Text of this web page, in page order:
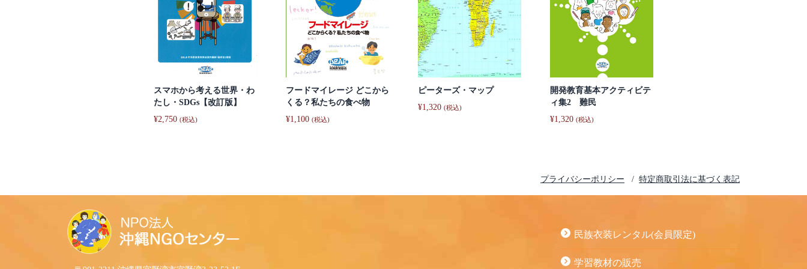
スマホから考える世界・わ
たし・SDGs【改訂版】
¥2,750 (税込)
フードマイレージ どこから
くる？私たちの食べ物
¥1,100 (税込)
ピーターズ・マップ
¥1,320 (税込)
開発教育基本アクティビテ
ィ集2 難民
¥1,320 (税込)
プライバシーポリシー 特定商取引法に基づく表記
民族衣装レンタル(会員限定)
学習教材の販売